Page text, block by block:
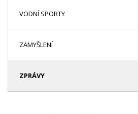
VODNÍ SPORTY
ZAMYŠLENÍ
ZPRÁVY